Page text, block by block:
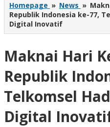
Homepage » News »
Republik Indonesia ke-77,
Digital Inovatif
Maknai Hari
Republik
Telkomsel
Digital